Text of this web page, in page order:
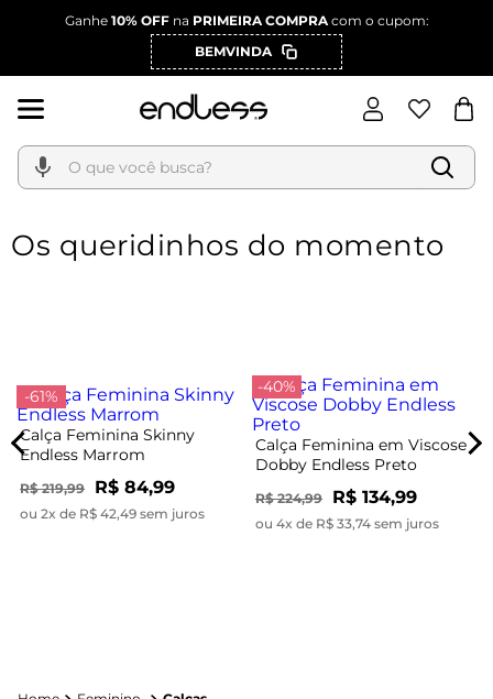
Ganhe 10% OFFna PRIMEIRA COMPRAcom o cupom:
BEMVINDA
O que você busca?
Os queridinhos do momento
-61%
Calça Feminina Skinny
Endless Marrom
R$ 219,99 R$ 84,99
ou 2x de R$ 42,49 sem juros
-40%
Calça Feminina em Viscose
Dobby Endless Preto
R$ 224,99 R$ 134,99
ou 4x de R$ 33,74 sem juros